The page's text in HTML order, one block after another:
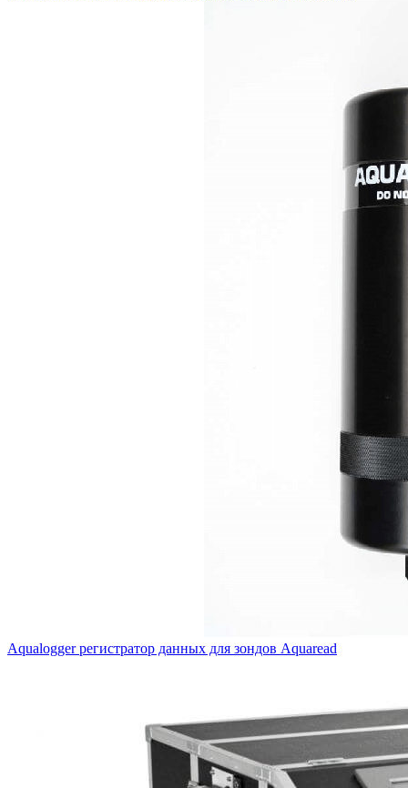
Aqualogger регистратор данных для зондов Aquaread